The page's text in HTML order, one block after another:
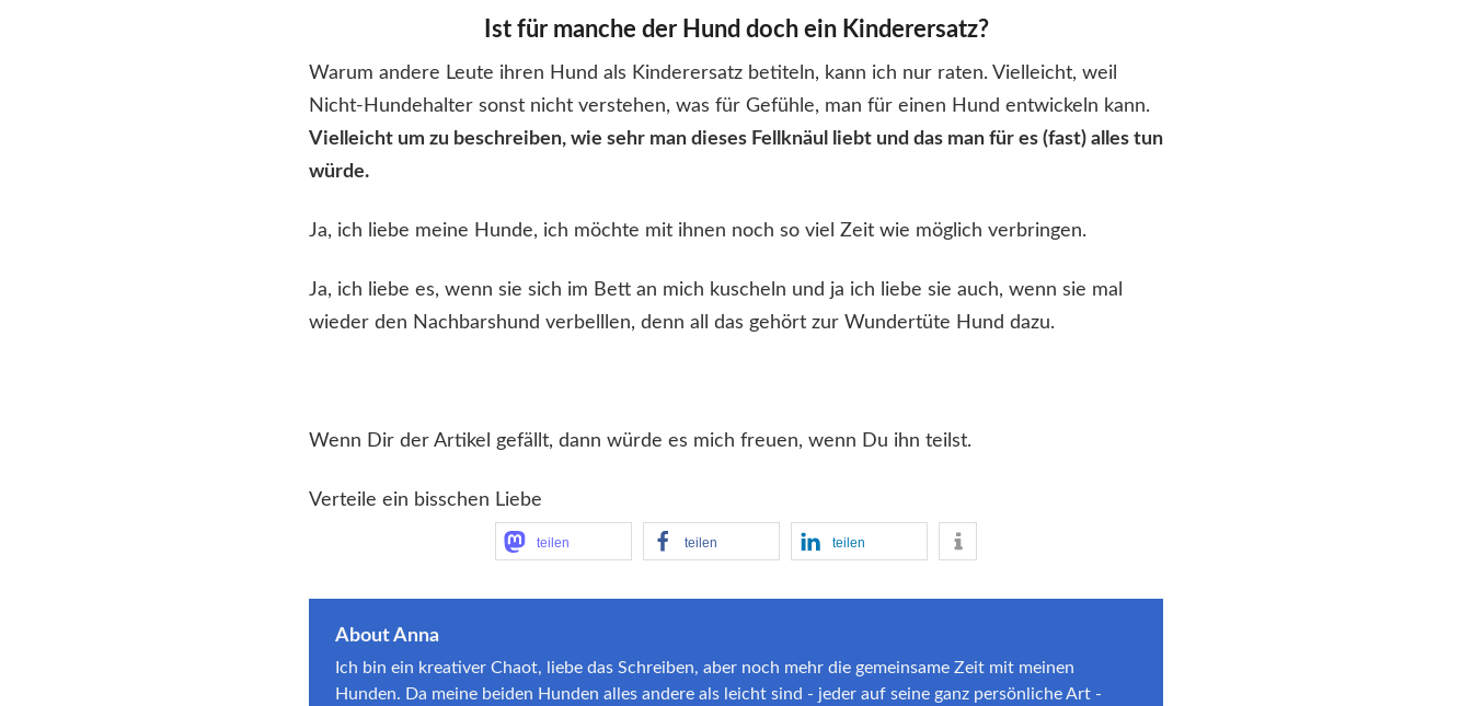
Ist für manche der Hund doch ein Kinderersatz?
Warum andere Leute ihren Hund als Kinderersatz betiteln, kann ich nur raten. Vielleicht, weil
Nicht-Hundehalter sonst nicht verstehen, was für Gefühle, man für einen Hund entwickeln kann.
Vielleicht um zu beschreiben, wie sehr man dieses Fellknäul liebt und das man für es (fast) alles tun
würde.
Ja, ich liebe meine Hunde, ich möchte mit ihnen noch so viel Zeit wie möglich verbringen.
Ja, ich liebe es, wenn sie sich im Bett an mich kuscheln und ja ich liebe sie auch, wenn sie mal
wieder den Nachbarshund verbelllen, denn all das gehört zur Wundertüte Hund dazu.
Wenn Dir der Artikel gefällt, dann würde es mich freuen, wenn Du ihn teilst.
Verteile ein bisschen Liebe
teilen teilen teilen
About Anna
Ich bin ein kreativer Chaot, liebe das Schreiben, aber noch mehr die gemeinsame Zeit mit meinen
Hunden. Da meine beiden Hunden alles andere als leicht sind - jeder auf seine ganz persönliche Art -